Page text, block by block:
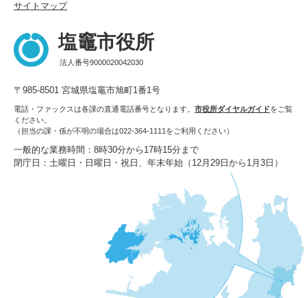
サイトマップ
塩竈市役所
法人番号9000020042030
〒985-8501 宮城県塩竈市旭町1番1号
電話・ファックスは各課の直通電話番号となります。 市役所ダイヤルガイドをご覧
ください。
（担当の課・係が不明の場合は022-364-1111をご利用ください）
一般的な業務時間：8時30分から17時15分まで
閉庁日：土曜日・日曜日・祝日、年末年始（12月29日から1月3日）